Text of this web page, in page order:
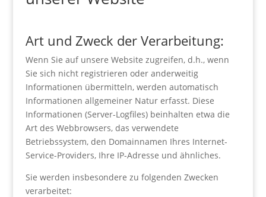
Art und Zweck der Verarbeitung:
Wenn Sie auf unsere Website zugreifen, d.h., wenn
Sie sich nicht registrieren oder anderweitig
Informationen übermitteln, werden automatisch
Informationen allgemeiner Natur erfasst. Diese
Informationen (Server-Logfiles) beinhalten etwa die
Art des Webbrowsers, das verwendete
Betriebssystem, den Domainnamen Ihres Internet-
Service-Providers, Ihre IP-Adresse und ähnliches.
Sie werden insbesondere zu folgenden Zwecken
verarbeitet: